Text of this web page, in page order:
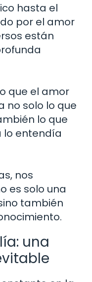
hasta el
por el amor
están
que el amor
no solo lo que
lo que
lo entendía
nos
es solo una
también
una